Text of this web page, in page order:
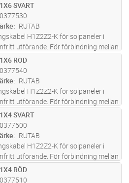
Lägg i kundvagn
SVART
0377530
RUTAB
H1Z2Z2-K för solpaneler i
utförande. För förbindning mellan
och frekvensomriktare med
Kablarna är godkända av TÜV.
Lägg i kundvagn
RÖD
0377540
RUTAB
H1Z2Z2-K för solpaneler i
utförande. För förbindning mellan
och frekvensomriktare med
Kablarna är godkända av TÜV.
Lägg i kundvagn
SVART
0377500
RUTAB
H1Z2Z2-K för solpaneler i
utförande. För förbindning mellan
och frekvensomriktare med
Kablarna är godkända av TÜV.
Lägg i kundvagn
RÖD
0377510